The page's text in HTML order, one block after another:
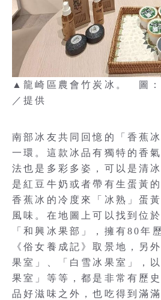
▲龍崎區農會竹炭冰。 圖：
／提供
南部冰友共同回憶的「香蕉
一環。這款冰品有獨特的香
法也是多彩多姿，可以是清
是紅豆牛奶或者帶有生蛋黃
香蕉冰的冷度來「冰熟」蛋
風味。在地圖上可以找到位
「和興冰果部」，擁有80年
《俗女養成記》取景地，另
果室」、「白雪冰果室」，
果室」等等，都是非常有歷
品好滋味之外，也吃得到滿